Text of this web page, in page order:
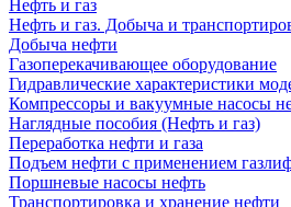
Нефть и газ
Нефть и газ. Добыча и
Добыча нефти
Газоперекачивающее оборудование
Гидравлические характеристики
Компрессоры и вакуумные насосы
Наглядные пособия (Нефть и газ)
Переработка нефти и газа
Подъем нефти с применением
Поршневые насосы нефть
Транспортировка и хранение нефти